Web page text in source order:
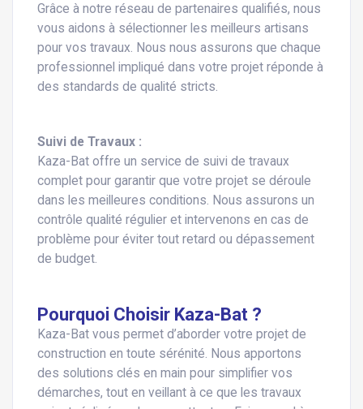
Grâce à notre réseau de partenaires qualifiés, nous
vous aidons à sélectionner les meilleurs artisans
pour vos travaux. Nous nous assurons que chaque
professionnel impliqué dans votre projet réponde à
des standards de qualité stricts.
Suivi de Travaux :
Kaza-Bat offre un service de suivi de travaux
complet pour garantir que votre projet se déroule
dans les meilleures conditions. Nous assurons un
contrôle qualité régulier et intervenons en cas de
problème pour éviter tout retard ou dépassement
de budget.
Pourquoi Choisir Kaza-Bat ?
Kaza-Bat vous permet d’aborder votre projet de
construction en toute sérénité. Nous apportons
des solutions clés en main pour simplifier vos
démarches, tout en veillant à ce que les travaux